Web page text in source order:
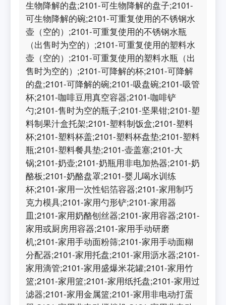
生物降解的盘;2101-可生物降解的盘子;2101-
可生物降解的碗;2101-可重复使用的不锈钢水
壶（空的）;2101-可重复使用的不锈钢水瓶
（出售时为空的）;2101-可重复使用的塑料水
壶（空的）;2101-可重复使用的塑料水瓶（出
售时为空的）;2101-可降解的杯;2101-可降解
的盘;2101-可降解的碗;2101-吸盘碗;2101-吸管
杯;2101-咖啡豆用真空容器;2101-咖啡铲
勺;2101-售时为空的瓶子;2101-坚果钳;2101-塑
料制果汁盒托架;2101-塑料制饭盒;2101-塑料
杯;2101-塑料杯盖;2101-塑料杯盘垫;2101-塑料
瓶;2101-塑料餐具垫;2101-壶盖塞;2101-大
锅;2101-奶壶;2101-奶瓶用非电加热器;2101-奶
酪板;2101-奶酪盘罩;2101-婴儿喝水训练
杯;2101-家用一次性铝箔容器;2101-家用制巧
克力模具;2101-家用勺形铲;2101-家用器
皿;2101-家用奶酪刨丝器;2101-家用容器;2101-
家用或厨房用容器;2101-家用手动研磨
机;2101-家用手动面粉筛;2101-家用手动面糊
分配器;2101-家用托盘;2101-家用沥水器;2101-
家用滴管;2101-家用盛爆米花罐;2101-家用竹
篮;2101-家用篮;2101-家用纸托盘;2101-家用过
滤器;2101-家用金属篮;2101-家用非电动打蛋